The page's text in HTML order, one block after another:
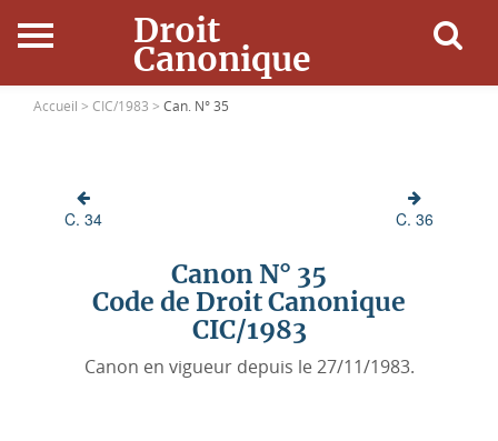
Droit
Canonique
Accueil
Ressources
Accueil > CIC/1983 > Can. N° 35
C. 34 C. 36
Canon N° 35
Code de Droit Canonique
CIC/1983
Canon en vigueur depuis le 27/11/1983.